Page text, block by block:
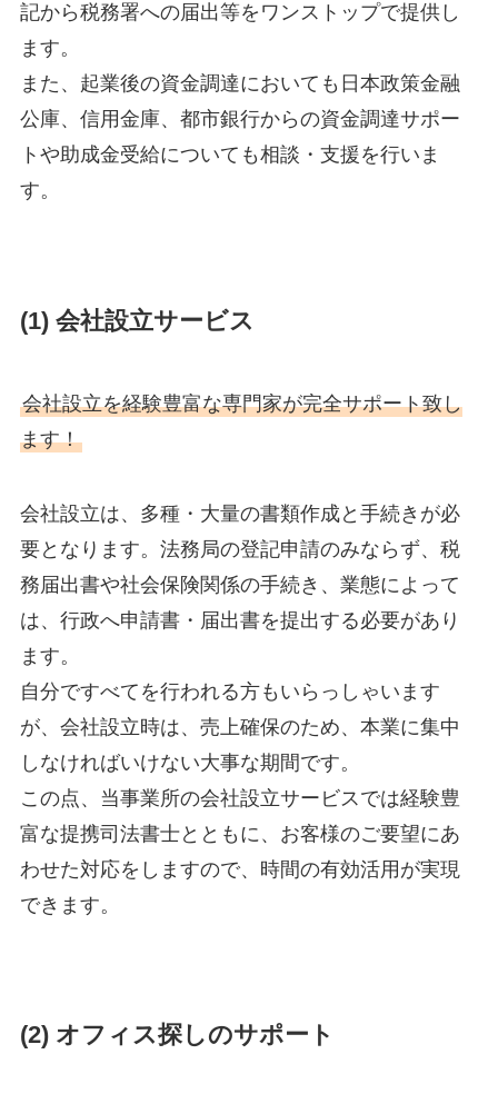
記から税務署への届出等をワンストップで提供し
ます。
また、起業後の資金調達においても日本政策金融
公庫、信用金庫、都市銀行からの資金調達サポー
トや助成金受給についても相談・支援を行いま
す。
(1) 会社設立サービス
会社設立を経験豊富な専門家が完全サポート致し
ます！
会社設立は、多種・大量の書類作成と手続きが必
要となります。法務局の登記申請のみならず、税
務届出書や社会保険関係の手続き、業態によって
は、行政へ申請書・届出書を提出する必要があり
ます。
自分ですべてを行われる方もいらっしゃいます
が、会社設立時は、売上確保のため、本業に集中
しなければいけない大事な期間です。
この点、当事業所の会社設立サービスでは経験豊
富な提携司法書士とともに、お客様のご要望にあ
わせた対応をしますので、時間の有効活用が実現
できます。
(2) オフィス探しのサポート